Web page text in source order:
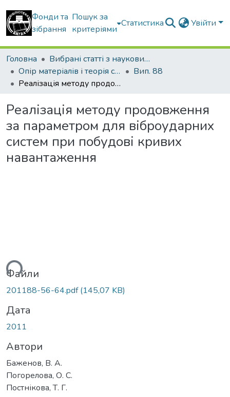
Фонди та
зібрання
Пошук за
критеріями
Статистика Увійти
Головна
Вибрані статті з наукових збірників КНУБА
Опір матеріалів і теорія споруд
Вип. 88
Реалізація методу продовження за параметром для віброударних систем при побудові кривих навантаження
Реалізація методу продовження
за параметром для віброударних
систем при побудові кривих
навантаження
Файли
201188-56-64.pdf(145,07 KB)
Дата
2011
Автори
Баженов, В. А.
Погорелова, О. С.
Постнікова, Т. Г.